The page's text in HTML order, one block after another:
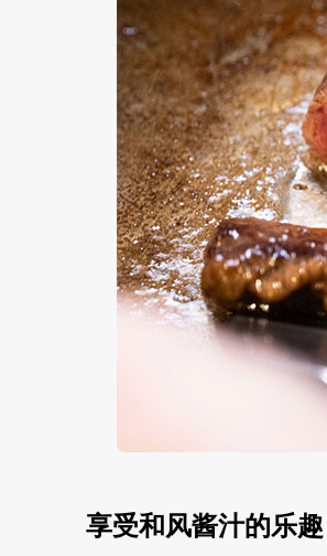
享受和风酱汁的乐